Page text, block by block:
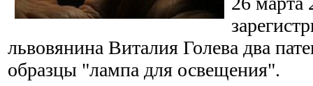
львовянина Виталия Голева два
образцы "лампа для освещения".